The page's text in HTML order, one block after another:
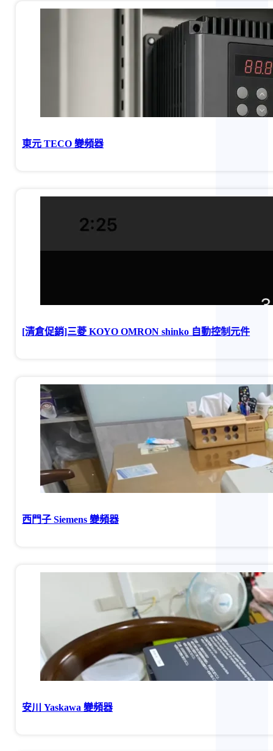
東元 TECO 變頻器
[清倉促銷]三菱 KOYO OMRON shinko 自動控制元件
西門子 Siemens 變頻器
安川 Yaskawa 變頻器